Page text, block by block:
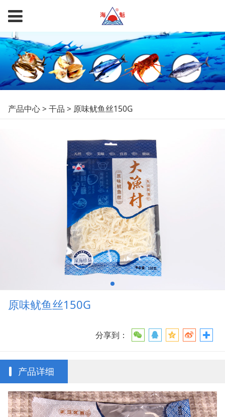
原味鱿鱼丝150G
产品中心>干品 > 原味鱿鱼丝150G
原味鱿鱼丝150G
分享到：
产品详细